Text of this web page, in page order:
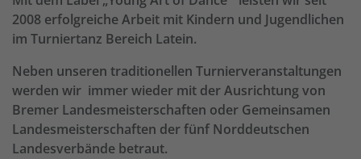
2008 erfolgreiche Arbeit mit Kindern und Jugendlichen
im Turniertanz Bereich Latein.
Neben unseren traditionellen Turnierveranstaltungen
werden wir immer wieder mit der Ausrichtung von
Bremer Landesmeisterschaften oder Gemeinsamen
Landesmeisterschaften der fünf Norddeutschen
Landesverbände betraut.